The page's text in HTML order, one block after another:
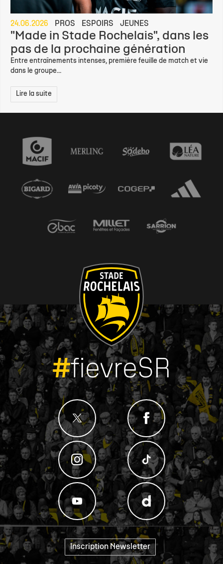
24.06.2026 PROS ESPOIRS JEUNES
"Made in Stade Rochelais", dans les
pas de la prochaine génération
Entre entraînements intenses, première feuille de match et vie
dans le groupe...
Lire la suite
#fievreSR
Inscription Newsletter "